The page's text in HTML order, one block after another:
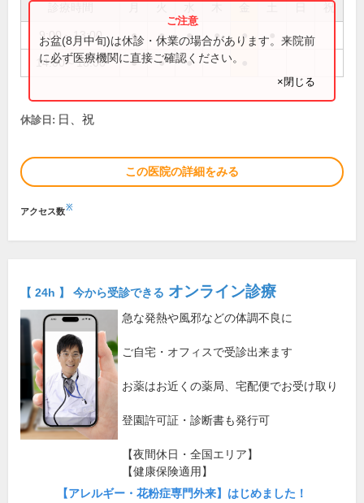
祝
9:00～13:00 ● ● ● ● ●
14:00～18:00 ● ● ●
お盆(8月中旬)は休診・休業の場合があります。来院前
に必ず医療機関に直接ご確認ください。
×閉じる
休診日: 日、祝
この医院の詳細をみる
アクセス数※
【 24h 】 今から受診できる オンライン診療
急な発熱や風邪などの体調不良に
ご自宅・オフィスで受診出来ます
お薬はお近くの薬局、宅配便でお受け取り
登園許可証・診断書も発行可
【夜間休日・全国エリア】
【健康保険適用】
【アレルギー・花粉症専門外来】はじめました！